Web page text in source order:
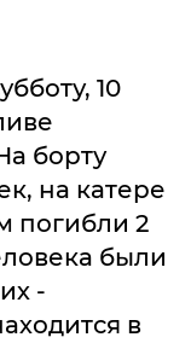
10
борту
на катере
погибли 2
были
-
в